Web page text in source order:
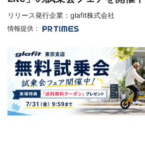
リリース発行企業：glafit株式会社
情報提供：